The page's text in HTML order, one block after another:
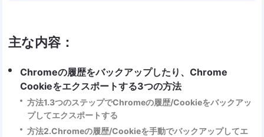
主な内容：
Chromeの履歴をバックアップしたり、Chrome
Cookieをエクスポートする3つの方法
方法1.3つのステップでChromeの履歴/Cookieをバックアッ
プしてエクスポートする
方法2.Chromeの履歴/Cookieを手動でバックアップしてエ